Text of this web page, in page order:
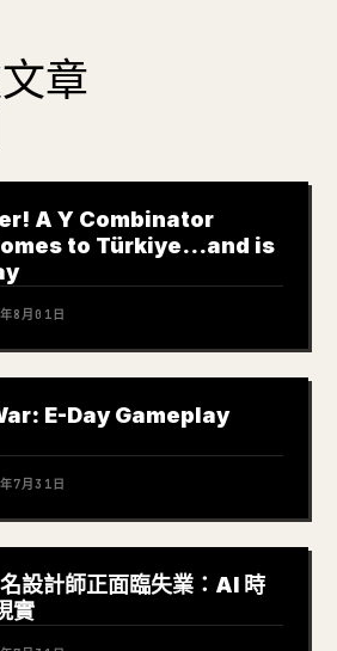
章
A Y Combinator
to Türkiye…and is
8月01日
E-Day Gameplay
7月31日
設計師正面臨失業：AI 時
實